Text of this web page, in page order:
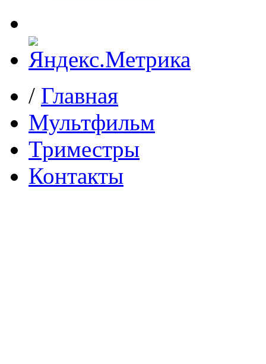
/ Главная
Мультфильм
Триместры
Контакты